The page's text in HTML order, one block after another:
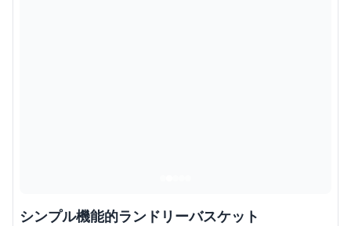
シンプル機能的ランドリーバスケット